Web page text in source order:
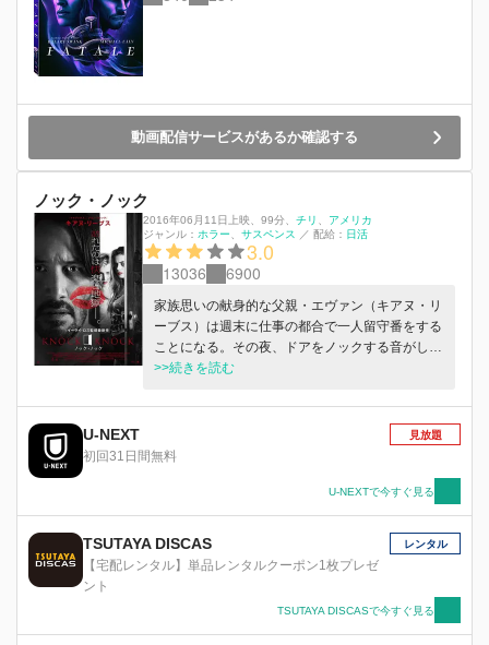
動画配信サービスがあるか確認する
ノック・ノック
2016年06月11日上映、 99分、 チリ
アメリカ
ジャンル： ホラー サスペンス ／ 配給： 日活
3.0
13036 6900
家族思いの献身的な父親・エヴァン（キアヌ・リ
ーブス）は週末に仕事の都合で一人留守番をする
ことになる。その夜、ドアをノックする音がし、
開けるとそこには雨でずぶ濡れになった二人の美
ツォ）、ベル（アナ・デ・アルマス）と名乗る二
人は道に迷ってしまったため助けを求めていた。
彼女たちに暖をとるように招き入れるエヴァンだ
>>続きを読む
U-NEXT
初回31日間無料
見放題
U-NEXTで今すぐ見る
TSUTAYA DISCAS
【宅配レンタル】単品レンタルクーポン1枚プレゼ
ント
レンタル
TSUTAYA DISCASで今すぐ見る